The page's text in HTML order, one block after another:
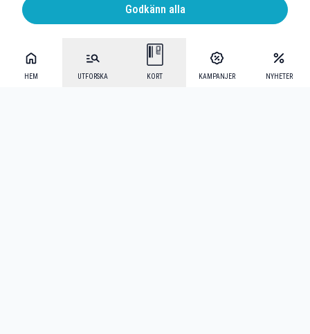
HEM UTFORSKA KORT KAMPANJER NYHETER
Godkänn alla